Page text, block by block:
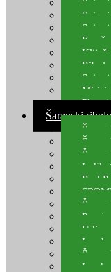
Mirisi
Plovci
Šaranski
Rod
Udice